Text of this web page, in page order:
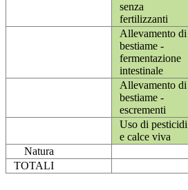
senza
fertilizzanti
Allevamento di
bestiame -
fermentazione
intestinale
Allevamento di
bestiame -
escrementi
Uso di pesticidi
e calce viva
Natura
TOTALI